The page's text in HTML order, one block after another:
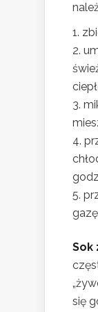
Sok
się